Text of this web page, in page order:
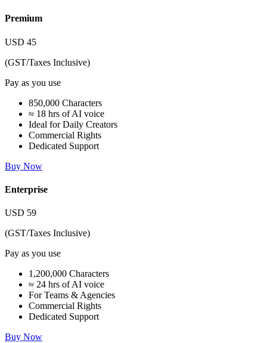
Premium
USD 45
(GST/Taxes Inclusive)
Pay as you use
850,000 Characters
≈ 18 hrs of AI voice
Ideal for Daily Creators
Commercial Rights
Dedicated Support
Buy Now
Enterprise
USD 59
(GST/Taxes Inclusive)
Pay as you use
1,200,000 Characters
≈ 24 hrs of AI voice
For Teams & Agencies
Commercial Rights
Dedicated Support
Buy Now